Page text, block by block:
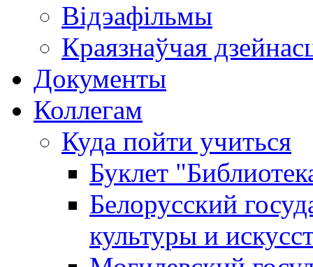
Відэафільмы
Краязнаўчая
Документы
Коллегам
Куда пойти учиться
Буклет
Белорусский
культуры и